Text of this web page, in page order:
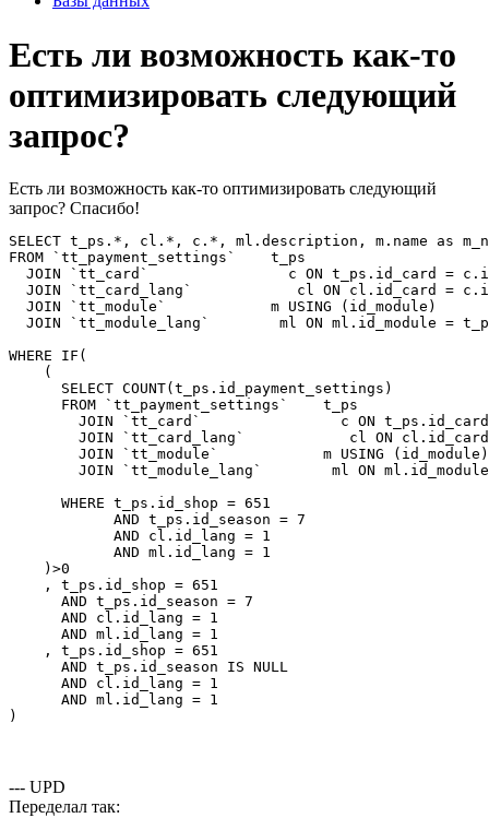
Есть ли возможность как-то
оптимизировать следующий
запрос?
Есть ли возможность как-то оптимизировать следующий
запрос? Спасибо!
SELECT t_ps.*, cl.*, c.*, ml.description, m.name as
FROM `tt_payment_settings`    t_ps
JOIN `tt_card`                c ON t_ps.id_card =
JOIN `tt_card_lang`            cl ON cl.id_card =
  JOIN `tt_module`            m USING (id_module)
JOIN `tt_module_lang`        ml ON ml.id_module =
WHERE IF(
    (
      SELECT COUNT(t_ps.id_payment_settings)
      FROM `tt_payment_settings`    t_ps
JOIN `tt_card`                c ON
JOIN `tt_card_lang`            cl ON
        JOIN `tt_module`            m USING (id_module)
JOIN `tt_module_lang`        ml ON
      WHERE t_ps.id_shop = 651
            AND t_ps.id_season = 7
            AND cl.id_lang = 1
            AND ml.id_lang = 1
    )>0
    , t_ps.id_shop = 651
      AND t_ps.id_season = 7
      AND cl.id_lang = 1
      AND ml.id_lang = 1
    , t_ps.id_shop = 651
      AND t_ps.id_season IS NULL
      AND cl.id_lang = 1
      AND ml.id_lang = 1
)
--- UPD
Переделал так: